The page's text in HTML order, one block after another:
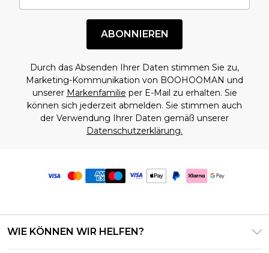
ABONNIEREN
Durch das Absenden Ihrer Daten stimmen Sie zu,
Marketing-Kommunikation von BOOHOOMAN und
unserer Markenfamilie per E-Mail zu erhalten. Sie
können sich jederzeit abmelden. Sie stimmen auch
der Verwendung Ihrer Daten gemäß unserer
Datenschutzerklärung.
WIE KÖNNEN WIR HELFEN?